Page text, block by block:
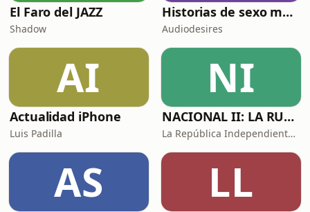
El Faro del JAZZ
Shadow
Historias de sexo muy intensas y calientes
Audiodesires
AI
Actualidad iPhone
Luis Padilla
NI
NACIONAL II: LA RUTA DEL EXILIO
La República Independiente de la Radio
AS LL